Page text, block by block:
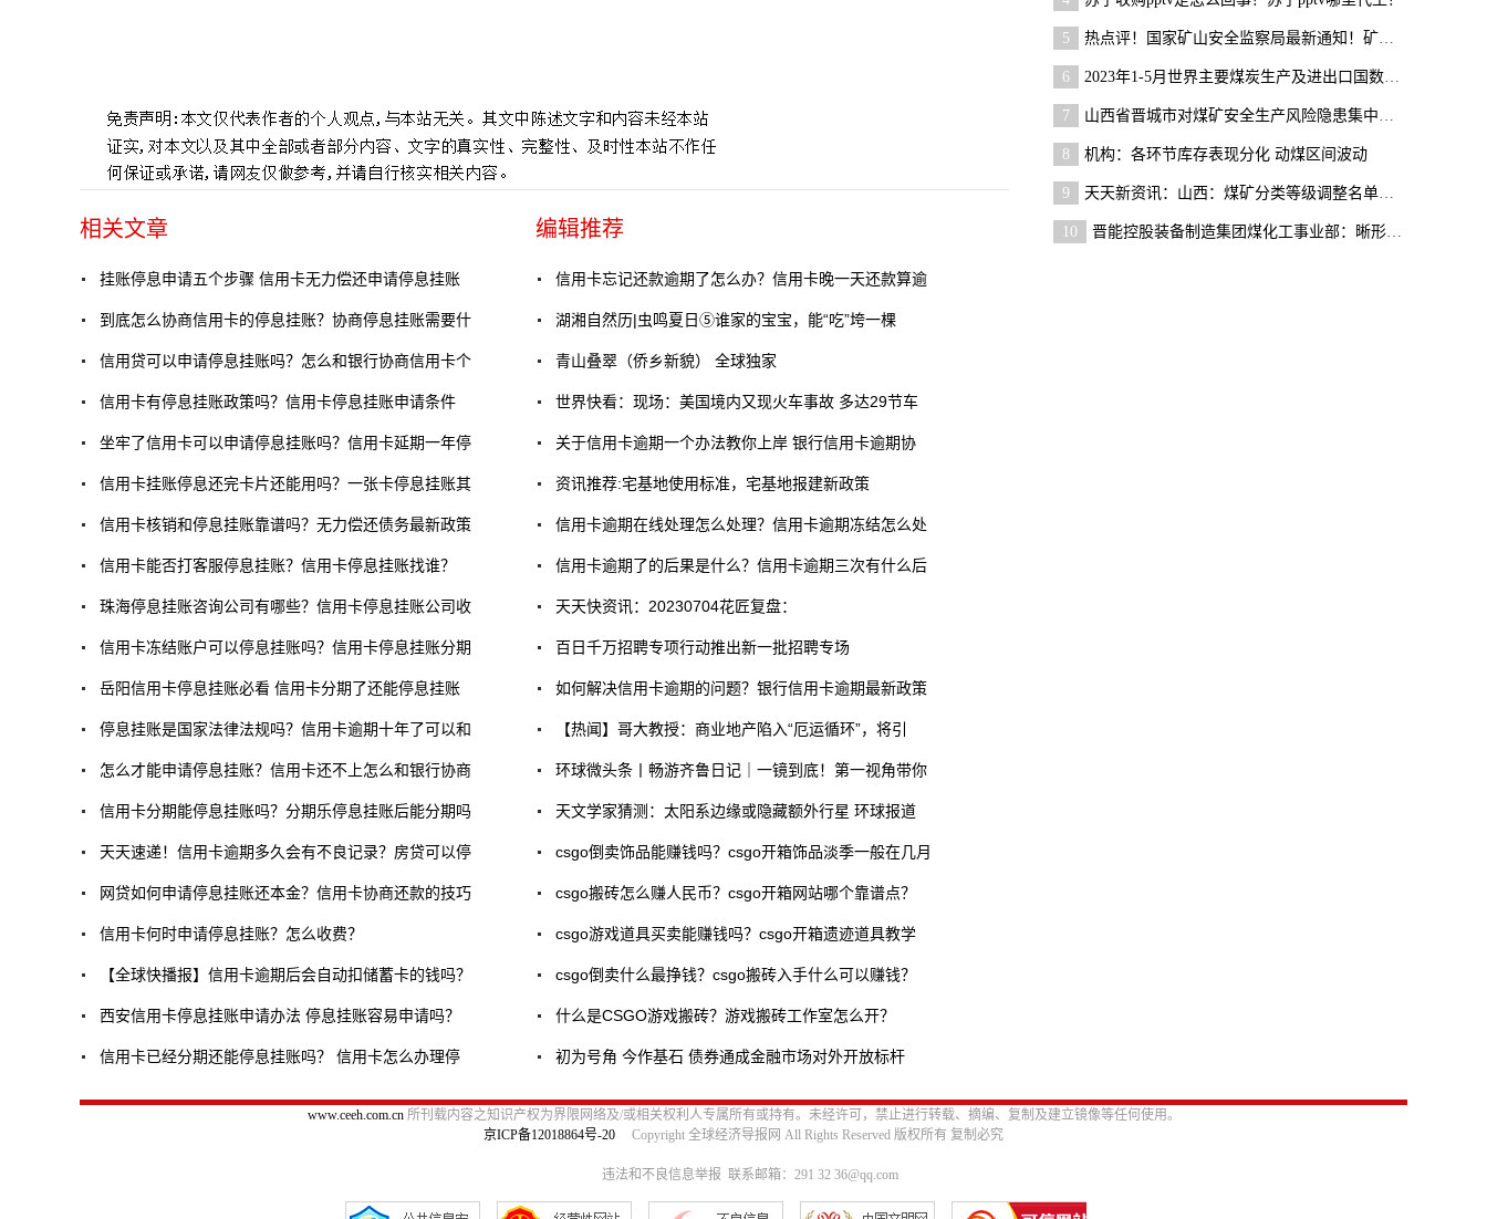
相关文章
挂账停息申请五个步骤 信用卡无力偿还申请停息挂账
到底怎么协商信用卡的停息挂账？协商停息挂账需要什
信用贷可以申请停息挂账吗？怎么和银行协商信用卡个
信用卡有停息挂账政策吗？信用卡停息挂账申请条件
坐牢了信用卡可以申请停息挂账吗？信用卡延期一年停
信用卡挂账停息还完卡片还能用吗？一张卡停息挂账其
信用卡核销和停息挂账靠谱吗？无力偿还债务最新政策
信用卡能否打客服停息挂账？信用卡停息挂账找谁？
珠海停息挂账咨询公司有哪些？信用卡停息挂账公司收
信用卡冻结账户可以停息挂账吗？信用卡停息挂账分期
岳阳信用卡停息挂账必看 信用卡分期了还能停息挂账
停息挂账是国家法律法规吗？信用卡逾期十年了可以和
怎么才能申请停息挂账？信用卡还不上怎么和银行协商
信用卡分期能停息挂账吗？分期乐停息挂账后能分期吗
天天速递！信用卡逾期多久会有不良记录？房贷可以停
网贷如何申请停息挂账还本金？信用卡协商还款的技巧
信用卡何时申请停息挂账？怎么收费？
【全球快播报】信用卡逾期后会自动扣储蓄卡的钱吗？
西安信用卡停息挂账申请办法 停息挂账容易申请吗？
信用卡已经分期还能停息挂账吗？ 信用卡怎么办理停
编辑推荐
信用卡忘记还款逾期了怎么办？信用卡晚一天还款算逾
湖湘自然历|虫鸣夏日⑤谁家的宝宝，能“吃”垮一棵
青山叠翠（侨乡新貌） 全球独家
世界快看：现场：美国境内又现火车事故 多达29节车
关于信用卡逾期一个办法教你上岸 银行信用卡逾期协
资讯推荐:宅基地使用标准，宅基地报建新政策
信用卡逾期在线处理怎么处理？信用卡逾期冻结怎么处
信用卡逾期了的后果是什么？信用卡逾期三次有什么后
天天快资讯：20230704花匠复盘：
百日千万招聘专项行动推出新一批招聘专场
如何解决信用卡逾期的问题？银行信用卡逾期最新政策
【热闻】哥大教授：商业地产陷入“厄运循环”，将引
环球微头条丨畅游齐鲁日记｜一镜到底！第一视角带你
天文学家猜测：太阳系边缘或隐藏额外行星 环球报道
csgo倒卖饰品能赚钱吗？csgo开箱饰品淡季一般在几月
csgo搬砖怎么赚人民币？csgo开箱网站哪个靠谱点？
csgo游戏道具买卖能赚钱吗？csgo开箱遗迹道具教学
csgo倒卖什么最挣钱？csgo搬砖入手什么可以赚钱？
什么是CSGO游戏搬砖？游戏搬砖工作室怎么开？
初为号角 今作基石 债券通成金融市场对外开放标杆
5 热点评！国家矿山安全监察局最新通知！矿安〔2023〕
6 2023年1-5月世界主要煤炭生产及进出口国数据变化情况
7 山西省晋城市对煤矿安全生产风险隐患集中排查整治工
8 机构：各环节库存表现分化 动煤区间波动
9 天天新资讯：山西：煤矿分类等级调整名单公布
10 晋能控股装备制造集团煤化工事业部：晰形势明责任
www.ceeh.com.cn所刊载内容之知识产权为界限网络及/或相关权利人专属所有或持有。未经许可，禁止进行转载、摘编、复制及建立镜像等任何使用。
京ICP备12018864号-20 Copyright 全球经济导报网 All Rights Reserved 版权所有 复制必究
违法和不良信息举报 联系邮箱：291 32 36@qq.com